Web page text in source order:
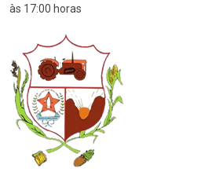
às 17:00 horas